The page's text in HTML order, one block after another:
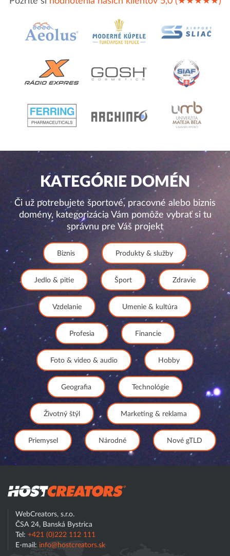
KATEGÓRIE DOMÉN
Či už potrebujete športové, pracovné alebo biznis
domény, kategorizácia Vám pomôže vybrať si tu
správnu pre Váš projekt
Biznis Produkty & služby
Jedlo & pitie Šport Zdravie
Vzdelanie Umenie & kultúra
Profesia Financie
Foto & video & audio Hobby
Geografia Technológie
Životný štýl Marketing & reklama
Priemysel Národné Nové gTLD
WebCreators, s.r.o.
ČSA 24, Banská Bystrica
Tel: +421 (0)222 112 111
E-mail: info@hostcreators.sk